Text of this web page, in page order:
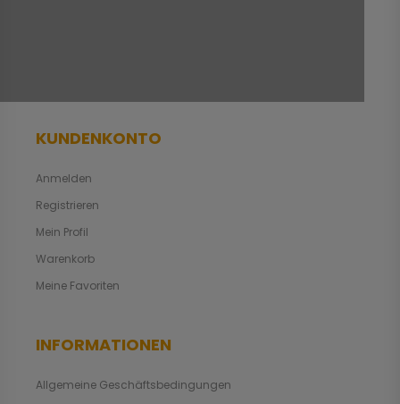
KUNDENKONTO
Anmelden
Registrieren
Mein Profil
Warenkorb
Meine Favoriten
INFORMATIONEN
Allgemeine Geschäftsbedingungen